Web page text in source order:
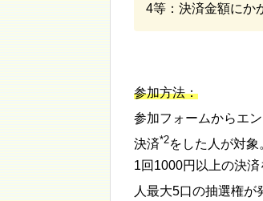
4等：決済金額にか
参加方法：
参加フォームからエ
決済*2をした人が対象
1回1000円以上の決
人最大5口の抽選権が